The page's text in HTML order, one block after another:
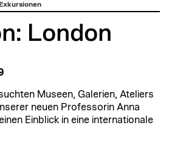
London
Museen, Galerien, Ateliers
neuen Professorin Anna
Einblick in eine internationale